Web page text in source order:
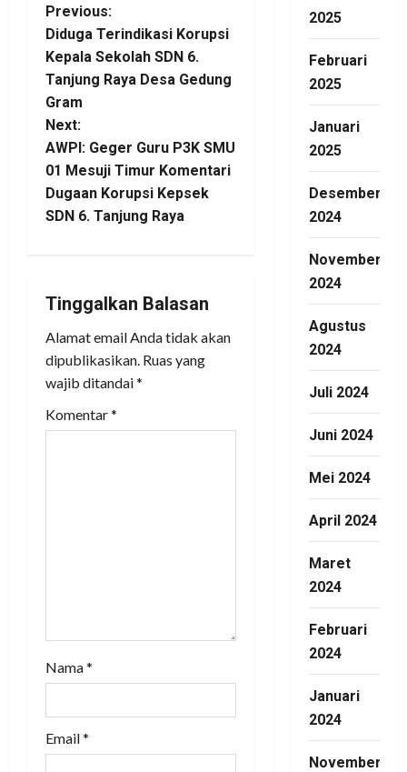
P
o
s
t
n
a
a
i
Previous:
Diduga Terindikasi Korupsi
Kepala Sekolah SDN 6.
Tanjung Raya Desa Gedung
Gram
Next:
AWPI: Geger Guru P3K SMU
01 Mesuji Timur Komentari
Dugaan Korupsi Kepsek
SDN 6. Tanjung Raya
Tinggalkan Balasan
Alamat email Anda tidak akan
dipublikasikan. Ruas yang
wajib ditandai*
Komentar*
Nama*
Email*
2025
Februari
2025
Januari
2025
Desember
2024
November
2024
Agustus
2024
Juli 2024
Juni 2024
Mei 2024
April 2024
Maret
2024
Februari
2024
Januari
2024
November